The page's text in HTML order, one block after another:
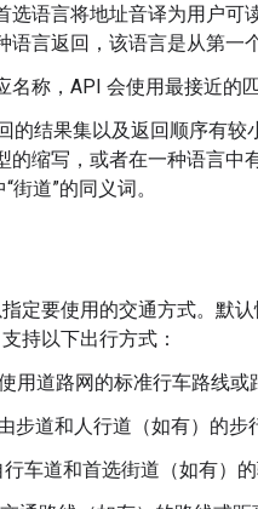
选语言将地址音译为用户
言返回，该语言是从第一
称，API 会使用最接近的匹
的结果集以及返回顺序有
的缩写，或者在一种语言中
道”的同义词。
定要使用的交通方式。默
持以下出行方式：
用道路网的标准行车路线或
步道和人行道（如有）的步
车道和首选街道（如有）的